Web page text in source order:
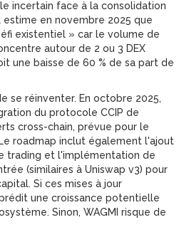
incertain face à la consolidation
estime en novembre 2025 que
existentiel » car le volume de
autour de 2 ou 3 DEX
une baisse de 60 % de sa part de
se réinventer. En octobre 2025,
du protocole CCIP de
cross-chain, prévue pour le
roadmap inclut également l'ajout
trading et l'implémentation de
(similaires à Uniswap v3) pour
Si ces mises à jour
une croissance potentielle
Sinon, WAGMI risque de